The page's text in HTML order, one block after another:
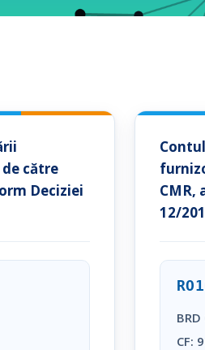
către
Deciziei
CMR,
12/
BRD
CF: